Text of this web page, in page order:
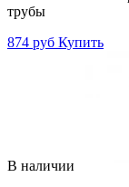
трубы
874 руб Купить
В наличии